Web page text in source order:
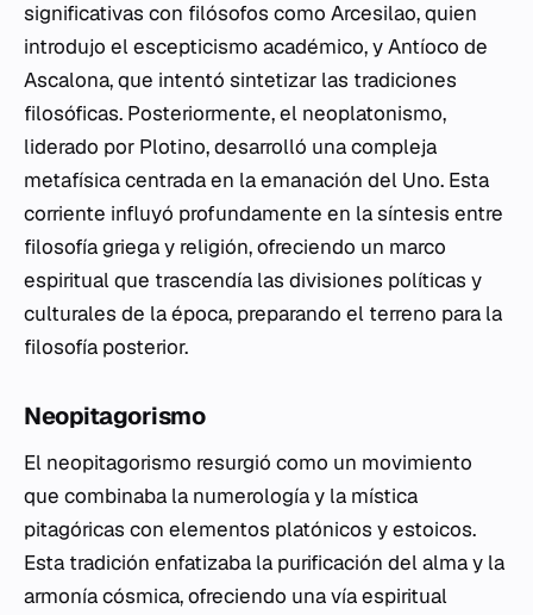
significativas con filósofos como Arcesilao, quien
introdujo el escepticismo académico, y Antíoco de
Ascalona, que intentó sintetizar las tradiciones
filosóficas. Posteriormente, el neoplatonismo,
liderado por Plotino, desarrolló una compleja
metafísica centrada en la emanación del Uno. Esta
corriente influyó profundamente en la síntesis entre
filosofía griega y religión, ofreciendo un marco
espiritual que trascendía las divisiones políticas y
culturales de la época, preparando el terreno para la
filosofía posterior.
Neopitagorismo
El neopitagorismo resurgió como un movimiento
que combinaba la numerología y la mística
pitagóricas con elementos platónicos y estoicos.
Esta tradición enfatizaba la purificación del alma y la
armonía cósmica, ofreciendo una vía espiritual